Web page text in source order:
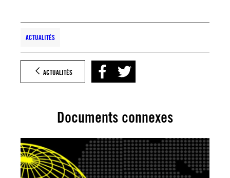
ACTUALITÉS
ACTUALITÉS
Documents connexes